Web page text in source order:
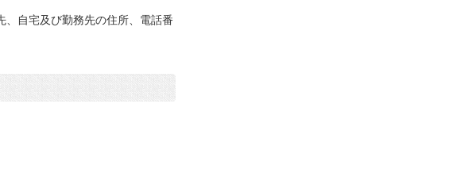
、自宅及び勤務先の住所、電話番